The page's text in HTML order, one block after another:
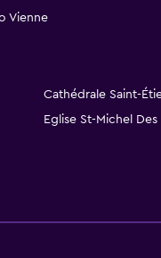
Vienne
Cathédrale Saint-
Eglise St-Michel Des